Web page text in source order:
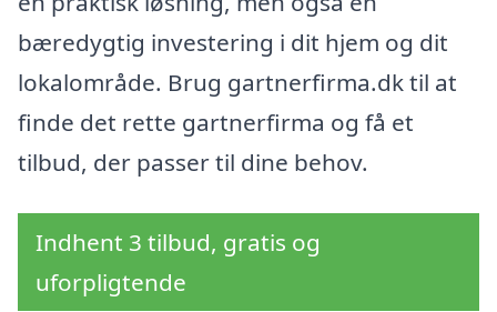
bæredygtig investering i dit hjem og dit
lokalområde. Brug gartnerfirma.dk til at
finde det rette gartnerfirma og få et
tilbud, der passer til dine behov.
Indhent 3 tilbud, gratis og
uforpligtende